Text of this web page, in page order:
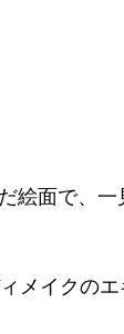
絵面で、
メイクの